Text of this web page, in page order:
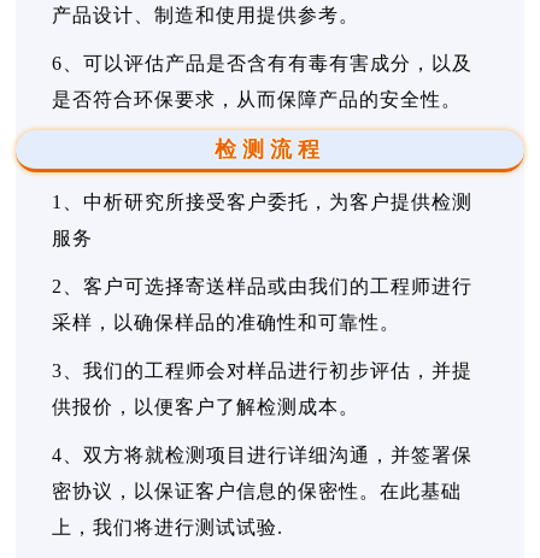
产品设计、制造和使用提供参考。
6、可以评估产品是否含有有毒有害成分，以及
是否符合环保要求，从而保障产品的安全性。
检测流程
1、中析研究所接受客户委托，为客户提供检测
服务
2、客户可选择寄送样品或由我们的工程师进行
采样，以确保样品的准确性和可靠性。
3、我们的工程师会对样品进行初步评估，并提
供报价，以便客户了解检测成本。
4、双方将就检测项目进行详细沟通，并签署保
密协议，以保证客户信息的保密性。在此基础
上，我们将进行测试试验.